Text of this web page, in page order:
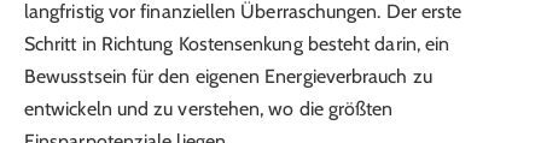
langfristig vor finanziellen Überraschungen. Der erste
Schritt in Richtung Kostensenkung besteht darin, ein
Bewusstsein für den eigenen Energieverbrauch zu
entwickeln und zu verstehen, wo die größten